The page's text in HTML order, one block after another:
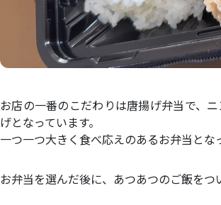
お店の一番のこだわりは唐揚げ弁当で、
げとなっています。
一つ一つ大きく食べ応えのあるお弁当とな
お弁当を選んだ後に、あつあつのご飯をつ